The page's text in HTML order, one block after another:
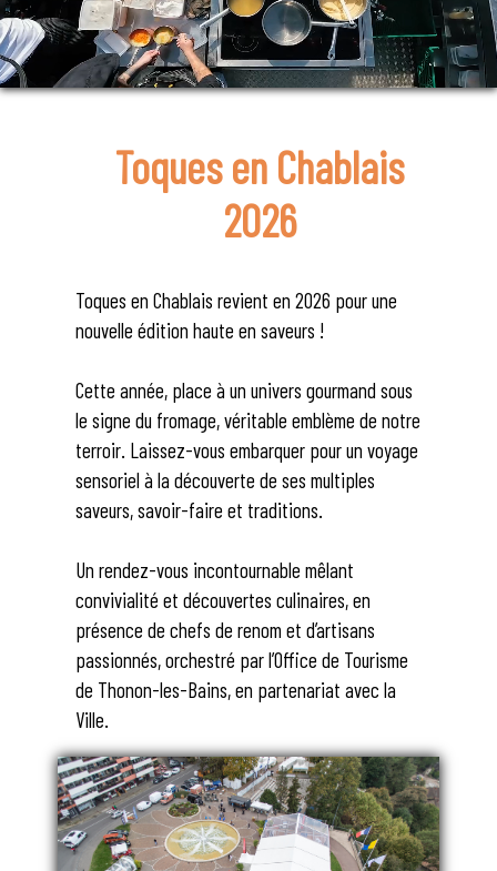
Toques en Chablais
2026
Toques en Chablais revient en 2026 pour une
nouvelle édition haute en saveurs !
Cette année, place à un univers gourmand sous
le signe du fromage, véritable emblème de notre
terroir. Laissez-vous embarquer pour un voyage
sensoriel à la découverte de ses multiples
saveurs, savoir-faire et traditions.
Un rendez-vous incontournable mêlant
convivialité et découvertes culinaires, en
présence de chefs de renom et d’artisans
passionnés, orchestré par l’Office de Tourisme
de Thonon-les-Bains, en partenariat avec la
Ville.